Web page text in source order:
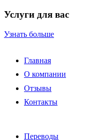
Услуги для вас
Узнать больше
Главная
О компании
Отзывы
Контакты
Переводы